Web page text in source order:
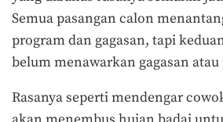
Semua pasangan calon
program dan gagasan, tapi
belum menawarkan gagasan atau
Rasanya seperti mendengar